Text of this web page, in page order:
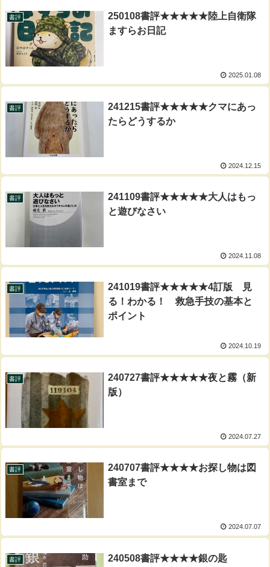
書評
250108書評★★★★★陸上自衛隊
ますらお日記
2025.01.08
書評
241215書評★★★★★クマにあっ
たらどうするか
2024.12.15
書評
241109書評★★★★★大人はもっ
と遊びなさい
2024.11.08
書評
241019書評★★★★★4訂版 見
る！わかる！ 救急手技の基本と
ポイント
2024.10.19
書評
240727書評★★★★★夜と霧（新
版）
2024.07.27
書評
240707書評★★★★お探し物は図
書室まで
2024.07.07
書評 240508書評★★★★銀の匙